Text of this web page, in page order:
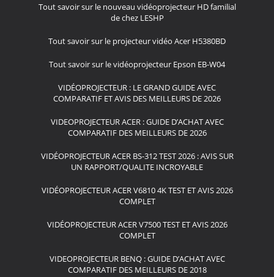
Tout savoir sur le nouveau vidéoprojecteur HD familial
de chez LESHP
Tout savoir sur le projecteur vidéo Acer H5380BD
Tout savoir sur le vidéoprojecteur Epson EB-W04
VIDÉOPROJECTEUR : LE GRAND GUIDE AVEC
COMPARATIF ET AVIS DES MEILLEURS DE 2026
VIDEOPROJECTEUR ACER : GUIDE D’ACHAT AVEC
COMPARATIF DES MEILLEURS DE 2026
VIDÉOPROJECTEUR ACER BS-312 TEST 2026 : AVIS SUR
UN RAPPORT/QUALITE INCROYABLE
VIDÉOPROJECTEUR ACER V6810 4K TEST ET AVIS 2026
COMPLET
VIDÉOPROJECTEUR ACER V7500 TEST ET AVIS 2026
COMPLET
VIDEOPROJECTEUR BENQ : GUIDE D’ACHAT AVEC
COMPARATIF DES MEILLEURS DE 2018